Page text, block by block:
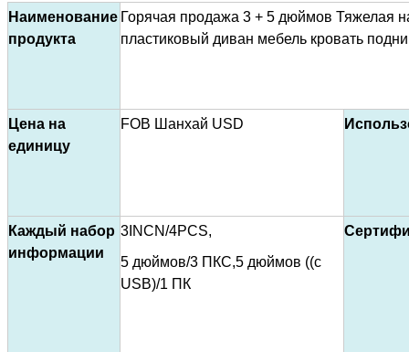
Наименование
продукта
Горячая продажа 3 + 5 дюймов Тяжелая
пластиковый диван мебель кровать
Цена на
единицу
FOB Шанхай USD
Каждый набор
информации
3INCN/4PCS,
5 дюймов/3 ПКС,5 дюймов ((с
USB)/1 ПК